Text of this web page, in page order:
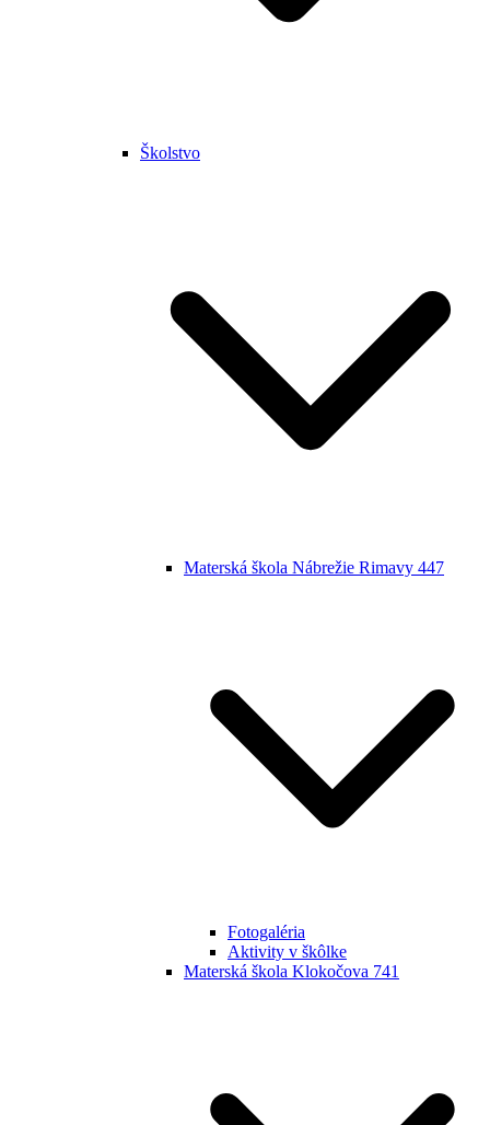
Školstvo
Materská škola Nábrežie Rimavy 447
Fotogaléria
Aktivity v škôlke
Materská škola Klokočova 741